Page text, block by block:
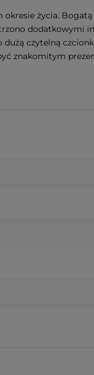
życia.
dodatkowymi
czytelną
znakomitym